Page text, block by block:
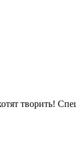
творить!